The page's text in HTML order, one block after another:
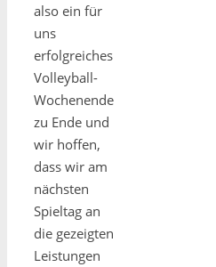
also ein für
uns
erfolgreiches
Volleyball-
Wochenende
zu Ende und
wir hoffen,
dass wir am
nächsten
Spieltag an
die gezeigten
Leistungen